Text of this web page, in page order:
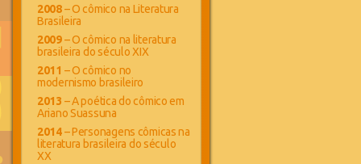
2008– O cômico na Literatura
Brasileira
2009– O cômico na literatura
brasileira do século XIX
2011 – O cômico no
modernismo brasileiro
2013 – A poética do cômico em
Ariano Suassuna
2014– Personagens cômicas na
literatura brasileira do século
XX